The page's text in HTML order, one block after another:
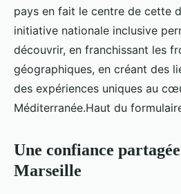
pays en fait le centre de cette
initiative nationale inclusive
découvrir, en franchissant les
géographiques, en créant des
des expériences uniques au
Méditerranée.Haut du
Une confiance
Marseille